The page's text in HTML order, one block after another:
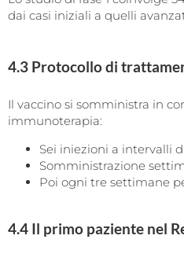
dai casi iniziali a quelli
4.3 Protocollo di
Il vaccino si somministra in
immunoterapia:
Sei iniezioni a intervalli
Somministrazione
Poi ogni tre settimane
4.4 Il primo paziente nel